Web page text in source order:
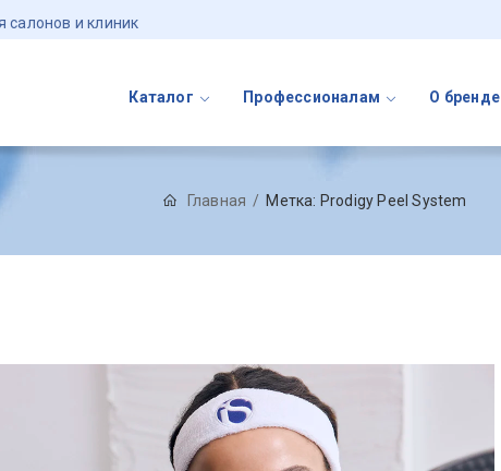
и клиник
Каталог Профессионалам О бренде
Главная Метка: Prodigy Peel System